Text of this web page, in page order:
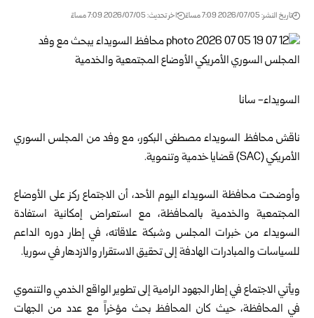
تاريخ النشر: 2026/07/05 7:09 مساءً اخر تحديث: 2026/07/05 7:09 مساءً
السويداء- سانا
ناقش محافظ السويداءمصطفى البكور، مع وفد من المجلس السوري
الأمريكي (SAC) قضايا خدمية وتنموية.
وأوضحت محافظة السويداء اليوم الأحد، أن الاجتماع ركز على الأوضاع
المجتمعية والخدمية بالمحافظة، مع استعراض إمكانية استفادة
السويداء من خبرات المجلس وشبكة علاقاته، في إطار دوره الداعم
للسياسات والمبادرات الهادفة إلى تحقيق الاستقرار والازدهار في سوريا.
ويأتي الاجتماع في إطار الجهود الرامية إلى تطوير الواقع الخدمي والتنموي
في المحافظة، حيث كان المحافظ بحث مؤخراً مع عدد من الجهات